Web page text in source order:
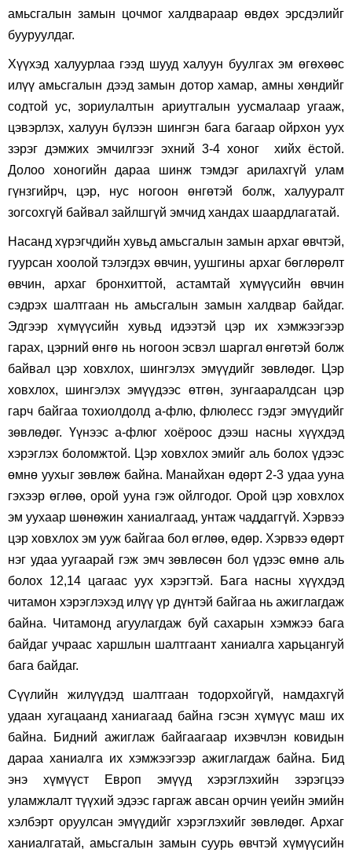
амьсгалын замын цочмог халдвараар өвдөх эрсдэлийг
бууруулдаг.
Хүүхэд халуурлаа гээд шууд халуун буулгах эм өгөхөөс
илүү амьсгалын дээд замын дотор хамар, амны хөндийг
содтой ус, зориулалтын ариутгалын уусмалаар угааж,
цэвэрлэх, халуун бүлээн шингэн бага багаар ойрхон уух
зэрэг дэмжих эмчилгээг эхний 3-4 хоног хийх ёстой.
Долоо хоногийн дараа шинж тэмдэг арилахгүй улам
гүнзгийрч, цэр, нус ногоон өнгөтэй болж, халууралт
зогсохгүй байвал зайлшгүй эмчид хандах шаардлагатай.
Насанд хүрэгчдийн хувьд амьсгалын замын архаг өвчтэй,
гуурсан хоолой тэлэгдэх өвчин, уушгины архаг бөглөрөлт
өвчин, архаг бронхиттой, астамтай хүмүүсийн өвчин
сэдрэх шалтгаан нь амьсгалын замын халдвар байдаг.
Эдгээр хүмүүсийн хувьд идээтэй цэр их хэмжээгээр
гарах, цэрний өнгө нь ногоон эсвэл шаргал өнгөтэй болж
байвал цэр ховхлох, шингэлэх эмүүдийг зөвлөдөг. Цэр
ховхлох, шингэлэх эмүүдээс өтгөн, зунгааралдсан цэр
гарч байгаа тохиолдолд а-флю, флюлесс гэдэг эмүүдийг
зөвлөдөг. Үүнээс а-флюг хоёроос дээш насны хүүхдэд
хэрэглэх боломжтой. Цэр ховхлох эмийг аль болох үдээс
өмнө уухыг зөвлөж байна. Манайхан өдөрт 2-3 удаа ууна
гэхээр өглөө, орой ууна гэж ойлгодог. Орой цэр ховхлох
эм уухаар шөнөжин ханиалгаад, унтаж чаддаггүй. Хэрвээ
цэр ховхлох эм ууж байгаа бол өглөө, өдөр. Хэрвээ өдөрт
нэг удаа уугаарай гэж эмч зөвлөсөн бол үдээс өмнө аль
болох 12,14 цагаас уух хэрэгтэй. Бага насны хүүхдэд
читамон хэрэглэхэд илүү үр дүнтэй байгаа нь ажиглагдаж
байна. Читамонд агуулагдаж буй сахарын хэмжээ бага
байдаг учраас харшлын шалтгаант ханиалга харьцангуй
бага байдаг.
Сүүлийн жилүүдэд шалтгаан тодорхойгүй, намдахгүй
удаан хугацаанд ханиагаад байна гэсэн хүмүүс маш их
байна. Бидний ажиглаж байгаагаар ихэвчлэн ковидын
дараа ханиалга их хэмжээгээр ажиглагдаж байна. Бид
энэ хүмүүст Европ эмүүд хэрэглэхийн зэрэгцээ
уламжлалт түүхий эдээс гаргаж авсан орчин үеийн эмийн
хэлбэрт оруулсан эмүүдийг хэрэглэхийг зөвлөдөг. Архаг
ханиалгатай, амьсгалын замын суурь өвчтэй хүмүүсийн